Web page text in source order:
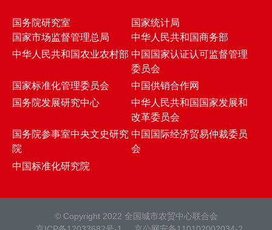
国务院研究室
国家统计局
国家市场监督管理总局
中华人民共和国商务部
中华人民共和国农业农村部 中国国家认证认可监督管理
委员会
国家标准化管理委员会
中国供销合作网
国务院发展研究中心
中华人民共和国国家发展和
改革委员会
国务院参事室中央文史研究
院
中国国际经济贸易仲裁委员
会
中国标准化研究院
© Copyright 2022 全国城市农贸中心联合会